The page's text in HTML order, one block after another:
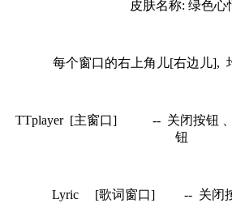
皮肤名称: 绿色心
每个窗口的右上角儿[右边儿],
TTplayer [主窗口] -- 关闭按钮 、
钮
Lyric [歌词窗口] -- 关闭按